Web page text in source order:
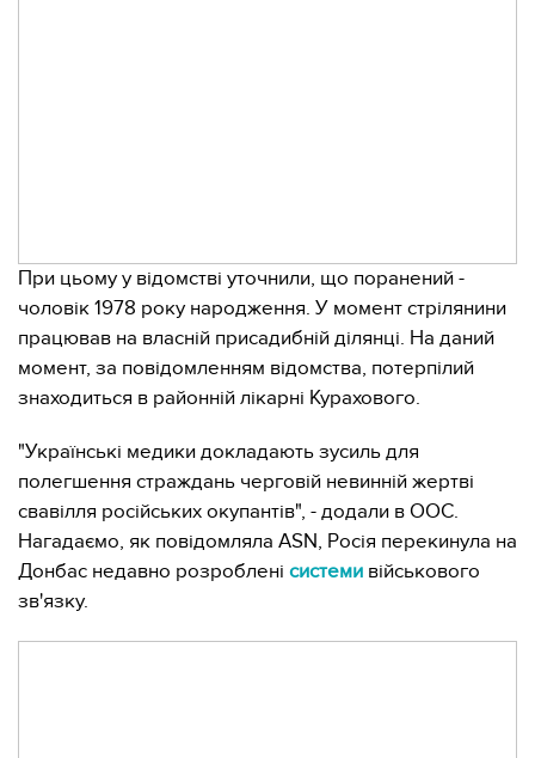
При цьому у відомстві уточнили, що поранений -
чоловік 1978 року народження. У момент стрілянини
працював на власній присадибній ділянці. На даний
момент, за повідомленням відомства, потерпілий
знаходиться в районній лікарні Курахового.
"Українські медики докладають зусиль для
полегшення страждань черговій невинній жертві
свавілля російських окупантів", - додали в ООС.
Нагадаємо, як повідомляла ASN, Росія перекинула на
Донбас недавно розроблені системи військового
зв'язку.